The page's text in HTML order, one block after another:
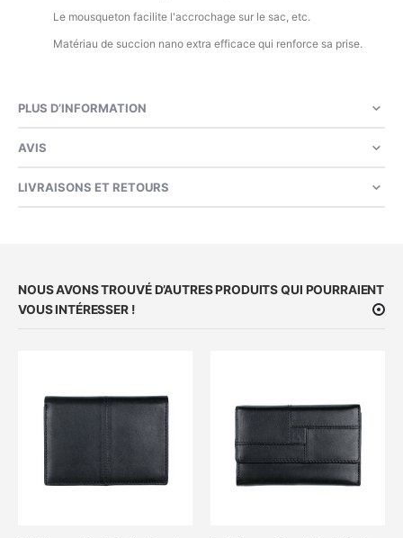
Le mousqueton facilite l'accrochage sur le sac, etc.
Matériau de succion nano extra efficace qui renforce sa prise.
PLUS D’INFORMATION
AVIS
LIVRAISONS ET RETOURS
NOUS AVONS TROUVÉ D’AUTRES PRODUITS QUI POURRAIENT
VOUS INTÉRESSER !